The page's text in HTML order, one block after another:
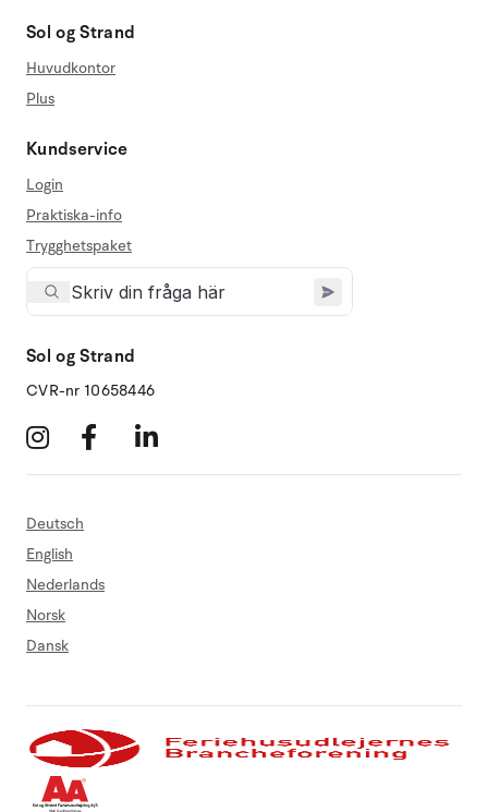
Sol og Strand
Huvudkontor
Plus
Kundservice
Login
Praktiska-info
Trygghetspaket
Sol og Strand
CVR-nr 10658446
Deutsch
English
Nederlands
Norsk
Dansk